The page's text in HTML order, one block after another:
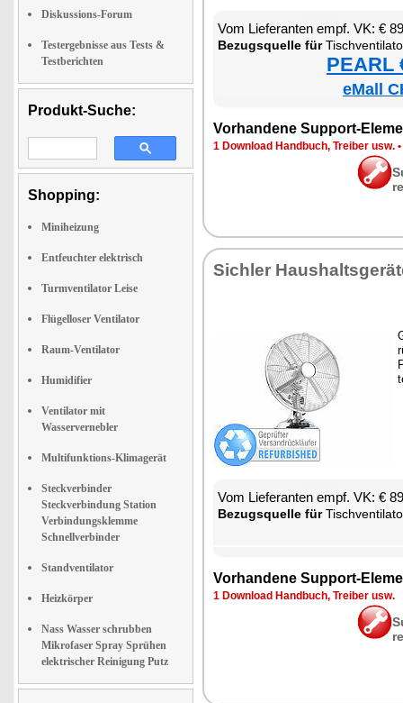
Diskussions-Forum
Testergebnisse aus Tests &
Testberichten
Produkt-Suche:
Shopping:
Miniheizung
Entfeuchter elektrisch
Turmventilator Leise
Flügelloser Ventilator
Raum-Ventilator
Humidifier
Ventilator mit
Wasservernebler
Multifunktions-Klimagerät
Steckverbinder
Steckverbindung Station
Verbindungsklemme
Schnellverbinder
Standventilator
Heizkörper
Nass Wasser schrubben
Mikrofaser Spray Sprühen
elektrischer Reinigung Putz
Vom Lie­fe­ran­ten empf. VK: €
Be­zugs­quel­le fürTisch­ven­ti­la­tor aus
PEARL
eMall
Vor­han­de­ne Sup­port-
1 Down­load Hand­buch, Trei­ber usw. •
Sich­ler
Vom Lie­fe­ran­ten empf. VK: €
Be­zugs­quel­le fürTisch­ven­ti­la­tor aus
Vor­han­de­ne Sup­port-
1 Down­load Hand­buch, Trei­ber usw.